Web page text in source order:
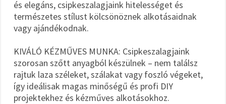
és elegáns, csipkeszalagjaink hitelességet és
természetes stílust kölcsönöznek alkotásaidnak
vagy ajándékodnak.
KIVÁLÓ KÉZMŰVES MUNKA: Csipkeszalagjaink
szorosan szőtt anyagból készülnek – nem találsz
rajtuk laza széleket, szálakat vagy foszló végeket,
így ideálisak magas minőségű és profi DIY
projektekhez és kézműves alkotásokhoz.